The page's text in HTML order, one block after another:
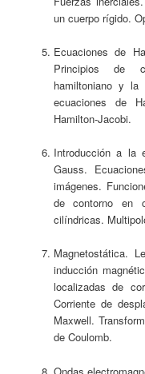
un cuerpo rígido.
Ecuaciones de
Principios de
hamiltoniano y la
ecuaciones de
Hamilton-Jacobi.
Introducción a la
Gauss.
imágenes.
de contorno en
cilíndricas.
Magnetostática.
inducción
localizadas de
Corriente de
Maxwell.
de Coulomb.
Ondas